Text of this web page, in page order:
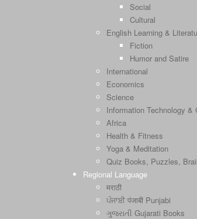
Social
Cultural
English Learning &
Fiction
Humor and Satire
International
Economics
Science
Information Technology &
Africa
Health & Fitness
Yoga & Meditation
Quiz Books, Puzzles,
Regional Language
मराठी
ਪੰਜਾਬੀ पंजाबी Punjabi
ગુજરાતી Gujarati Books